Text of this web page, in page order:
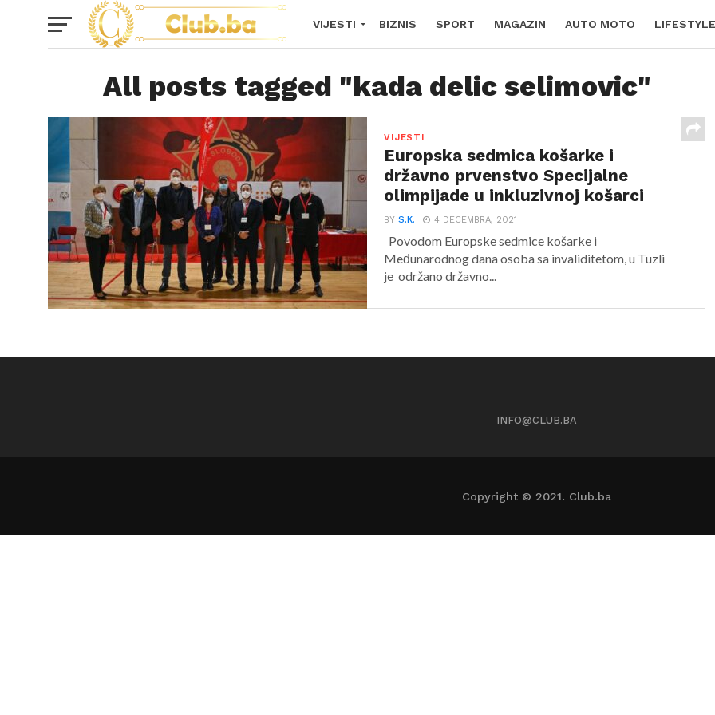
VIJESTI BIZNIS SPORT MAGAZIN AUTO MOTO LIFESTYLE
All posts tagged "kada delic selimovic"
VIJESTI
Europska sedmica košarke i
državno prvenstvo Specijalne
olimpijade u inkluzivnoj košarci
BYS.K. 4 DECEMBRA, 2021
Povodom Europske sedmice košarke i
Međunarodnog dana osoba sa invaliditetom, u Tuzli
je održano državno...
INFO@CLUB.BA
Copyright © 2021. Club.ba